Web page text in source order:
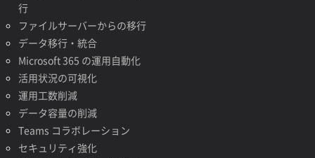
行
ファイルサーバーからの移行
データ移行・統合
Microsoft 365 の運用自動化
活用状況の可視化
運用工数削減
データ容量の削減
Teams コラボレーション
セキュリティ強化